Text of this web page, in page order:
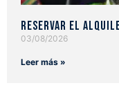
Reservar el
03/08/2026
Leer más »